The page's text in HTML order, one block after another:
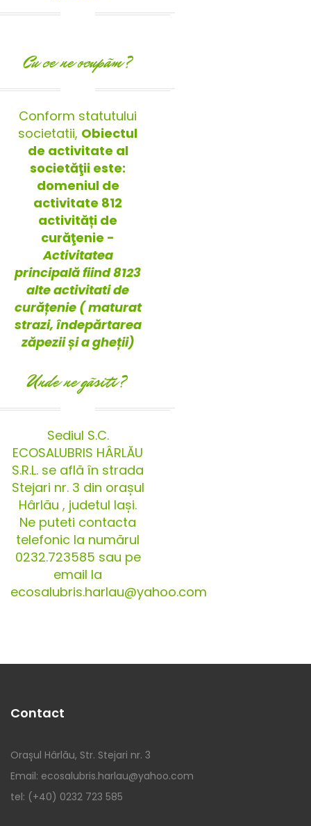
Cu ce ne ocupãm?
Conform statutului
societatii, Obiectul
de activitate al
societăţii este:
domeniul de
activitate 812
activități de
curăţenie -
Activitatea
principală fiind 8123
alte activitati de
curățenie ( maturat
strazi, îndepărtarea
zăpezii și a gheții)
Unde ne gãsiti?
Sediul S.C.
ECOSALUBRIS HÂRLĂU
S.R.L. se află în strada
Stejari nr. 3 din orașul
Hârlău , judetul Iași.
Ne puteti contacta
telefonic la numărul
0232.723585 sau pe
email la
ecosalubris.harlau@yahoo.com
Contact
Orașul Hârlău, Str. Stejari nr. 3
Email: ecosalubris.harlau@yahoo.com
tel: (+40) 0232 723 585